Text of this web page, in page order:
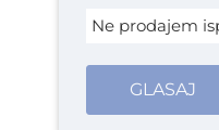
Ne prodajem
GLASAJ